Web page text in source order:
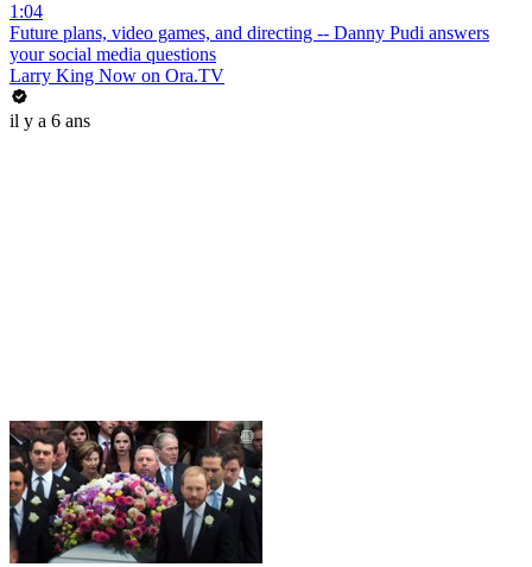
1:04
Future plans, video games, and directing -- Danny Pudi answers
your social media questions
Larry King Now on Ora.TV
il y a 6 ans